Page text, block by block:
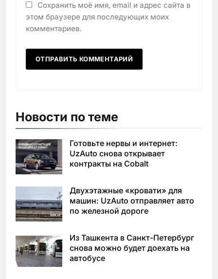
Сохранить моё имя, email и адрес сайта в
этом браузере для последующих моих
комментариев.
Новости по теме
Готовьте нервы и интернет:
UzAuto снова открывает
контракты на Cobalt
Двухэтажные «кровати» для
машин: UzAuto отправляет авто
по железной дороге
Из Ташкента в Санкт-Петербург
снова можно будет доехать на
автобусе